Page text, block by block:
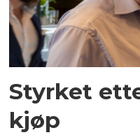
Styrket
kjøp